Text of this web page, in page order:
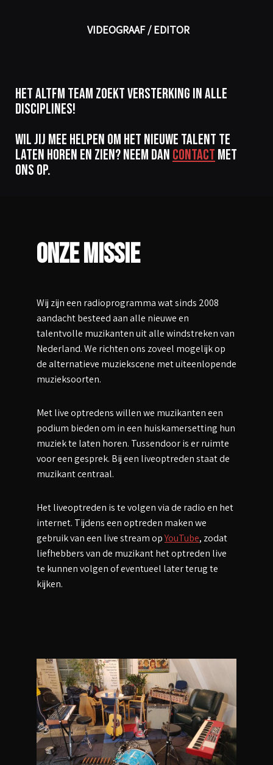
VIDEOGRAAF / EDITOR
Het AltFM team zoekt versterking in alle
disciplines!
Wil jij mee helpen om het nieuwe talent te
laten horen en zien? Neem dan contact met
ons op.
Onze Missie
Wij zijn een radioprogramma wat sinds 2008
aandacht besteed aan alle nieuwe en
talentvolle muzikanten uit alle windstreken van
Nederland. We richten ons zoveel mogelijk op
de alternatieve muziekscene met uiteenlopende
muzieksoorten.
Met live optredens willen we muzikanten een
podium bieden om in een huiskamersetting hun
muziek te laten horen. Tussendoor is er ruimte
voor een gesprek. Bij een liveoptreden staat de
muzikant centraal.
Het liveoptreden is te volgen via de radio en het
internet. Tijdens een optreden maken we
gebruik van een live stream opYouTube, zodat
liefhebbers van de muzikant het optreden live
te kunnen volgen of eventueel later terug te
kijken.